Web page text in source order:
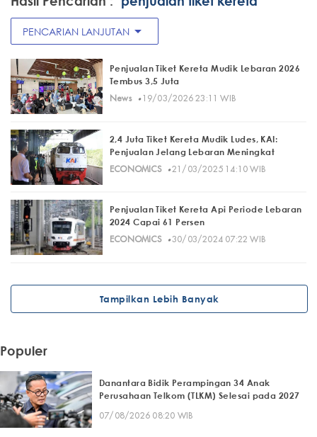
PENCARIAN LANJUTAN arrow_drop_down
Penjualan Tiket Kereta Mudik Lebaran 2026
Tembus 3,5 Juta
News· 19/03/2026 23:11 WIB
2,4 Juta Tiket Kereta Mudik Ludes, KAI:
Penjualan Jelang Lebaran Meningkat
ECONOMICS· 21/03/2025 14:10 WIB
Penjualan Tiket Kereta Api Periode Lebaran
2024 Capai 61 Persen
ECONOMICS· 30/03/2024 07:22 WIB
Tampilkan Lebih Banyak
Populer
Danantara Bidik Perampingan 34 Anak
Perusahaan Telkom (TLKM) Selesai pada 2027
07/08/2026 08:20 WIB